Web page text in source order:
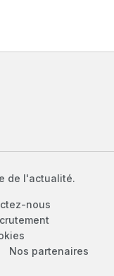
de l'actualité.
nous
Nos partenaires